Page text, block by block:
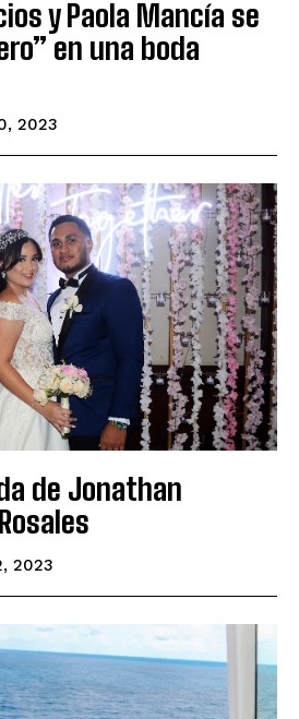
y Paola Mancía se
en una boda
2023
de Jonathan
2023